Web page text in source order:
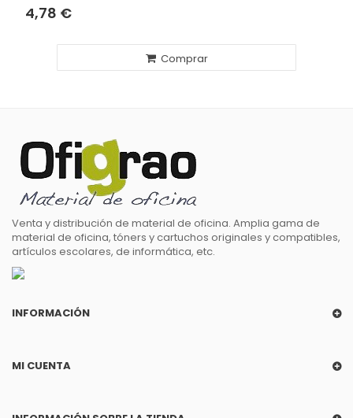
4,78 €
Comprar
Venta y distribución de material de oficina. Amplia gama de
material de oficina, tóners y cartuchos originales y compatibles,
artículos escolares, de informática, etc.
INFORMACIÓN
MI CUENTA